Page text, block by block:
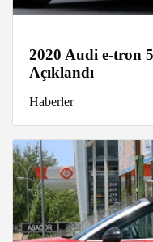
2020 Audi e-tron
Açıklandı
Haberler